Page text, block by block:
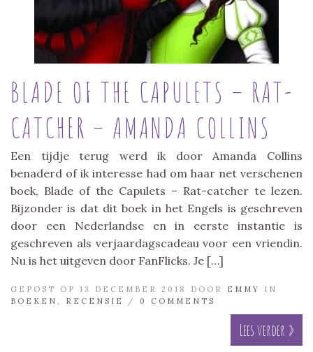
BLADE OF THE CAPULETS – RAT-
CATCHER – AMANDA COLLINS
Een tijdje terug werd ik door Amanda Collins
benaderd of ik interesse had om haar net verschenen
boek, Blade of the Capulets – Rat-catcher te lezen.
Bijzonder is dat dit boek in het Engels is geschreven
door een Nederlandse en in eerste instantie is
geschreven als verjaardagscadeau voor een vriendin.
Nu is het uitgeven door FanFlicks. Je […]
GEPOST OP 13 DECEMBER 2018 DOOR EMMY
IN
BOEKEN
RECENSIE / 0 COMMENTS
Lees verder »